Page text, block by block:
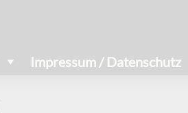
Impressum / Datenschutz